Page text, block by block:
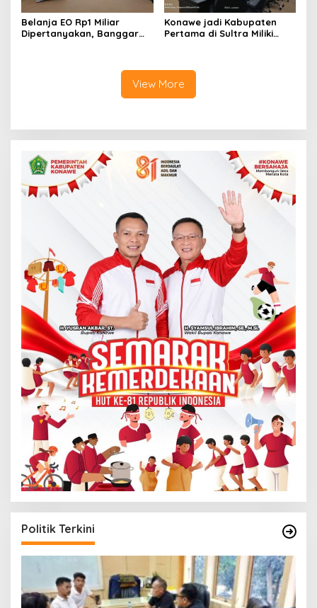
Belanja EO Rp1 Miliar
Dipertanyakan, Banggar
Konawe jadi Kabupaten
Pertama di Sultra Miliki
View More
Politik Terkini